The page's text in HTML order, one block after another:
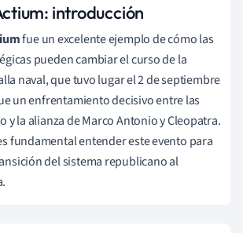
introducción
fue un excelente ejemplo de cómo las
pueden cambiar el curso de la
naval, que tuvo lugar el 2 de septiembre
un enfrentamiento decisivo entre las
y la alianza de Marco Antonio y Cleopatra.
fundamental entender este evento para
del sistema republicano al